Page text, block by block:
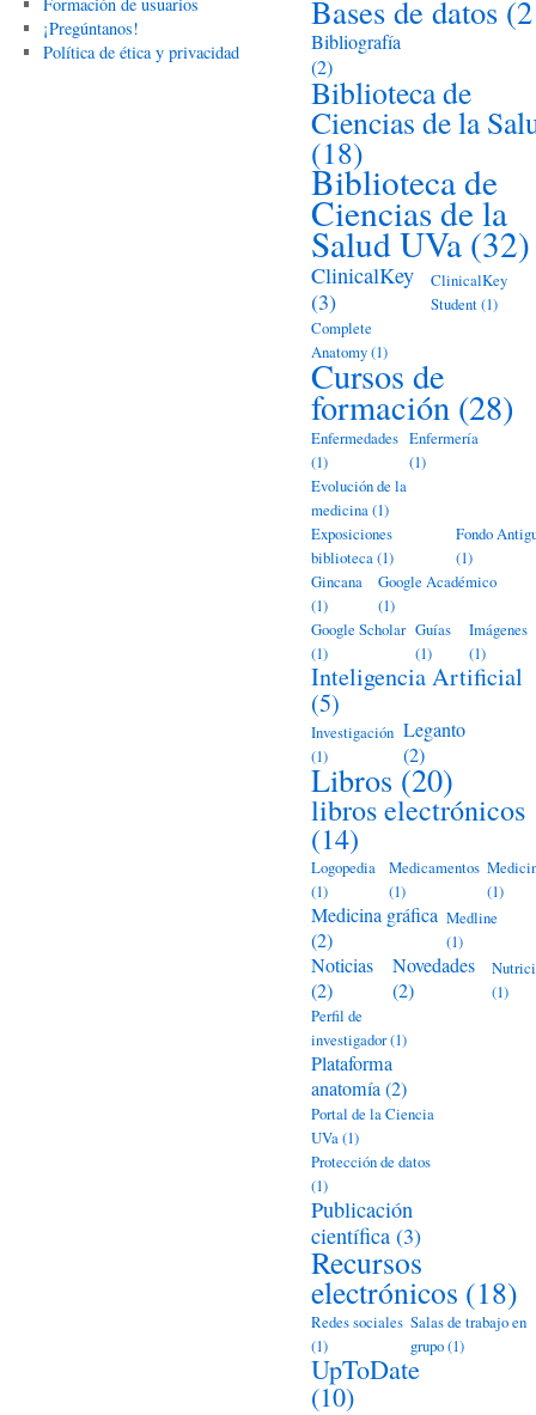
¡Pregúntanos!
Política de ética y privacidad
Bases de datos
Bibliografía
(2)
Biblioteca de
Ciencias de la
(18)
Biblioteca de
Ciencias de la
Salud UVa (32)
ClinicalKey
(3)
ClinicalKey
Student(1)
Complete
Anatomy(1)
Cursos de
formación (28)
Enfermedades
(1)
Enfermería
(1)
Evolución de la
medicina(1)
Exposiciones
biblioteca(1)
Fondo
(1)
Gincana
(1)
Google Académico
(1)
Google Scholar
(1)
Guías
(1)
Imágenes
(1)
Inteligencia Artificial
(5)
Investigación
(1)
Leganto
(2)
Libros (20)
libros electrónicos
(14)
Logopedia
(1)
Medicamentos
(1)
(1)
Medicina gráfica
(2)
Medline
(1)
Noticias
(2)
Novedades
(2)
(1)
Perfil de
investigador(1)
Plataforma
anatomía(2)
Portal de la Ciencia
UVa(1)
Protección de datos
(1)
Publicación
científica (3)
Recursos
electrónicos (18)
Redes sociales
(1)
Salas de trabajo en
grupo(1)
UpToDate
(10)